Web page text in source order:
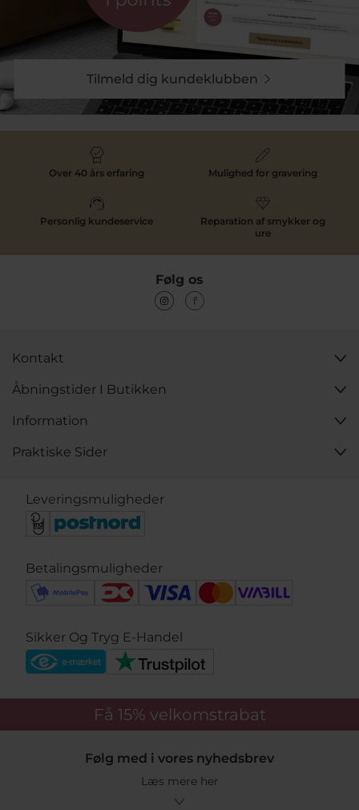
Hos Pind J. Design finder du et bredt udvalg af
ENAMEL Copenhagen armbånd i forgyldt sølv. Vi er
autoriseret forhandler og tilbyder hurtig levering på
lagervarer.
ENAMEL halskædefor et gennemført look.
Tilmeld dig kundeklubben
Over 40 års erfaring Mulighed for gravering
Personlig kundeservice
Reparation af smykker og
ure
Følg os
Kontakt
Åbningstider I Butikken
Information
Praktiske Sider
Leveringsmuligheder
Betalingsmuligheder
Sikker Og Tryg E-Handel
Få 15% velkomstrabat
Følg med i vores nyhedsbrev
Læs mere her